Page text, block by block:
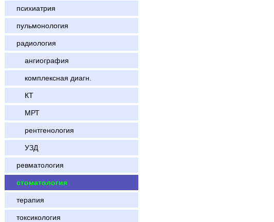
психиатрия
пульмонология
радиология
ангиография
комплексная диагн.
КТ
МРТ
рентгенология
УЗД
ревматология
стоматология
терапия
токсикология